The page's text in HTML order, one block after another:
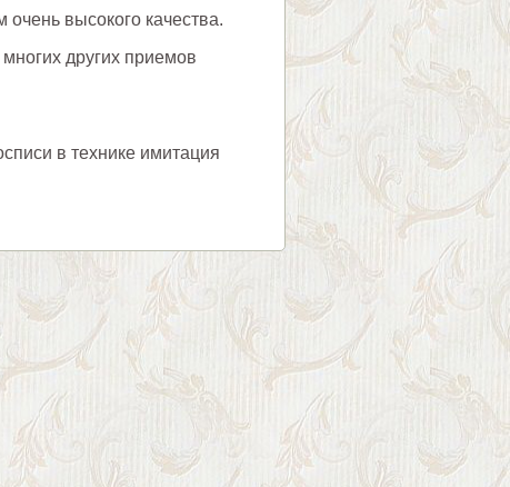
высокого качества.
других приемов
в технике имитация